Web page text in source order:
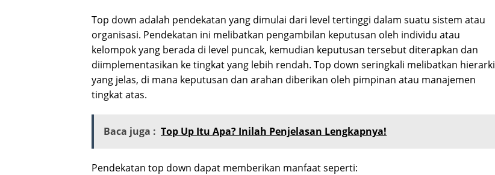
Top down adalah pendekatan yang dimulai dari level tertinggi dalam suatu sistem atau
organisasi. Pendekatan ini melibatkan pengambilan keputusan oleh individu atau
kelompok yang berada di level puncak, kemudian keputusan tersebut diterapkan dan
diimplementasikan ke tingkat yang lebih rendah. Top down seringkali melibatkan hierarki
yang jelas, di mana keputusan dan arahan diberikan oleh pimpinan atau manajemen
tingkat atas.
Baca juga : Top Up Itu Apa? Inilah Penjelasan Lengkapnya!
Pendekatan top down dapat memberikan manfaat seperti: